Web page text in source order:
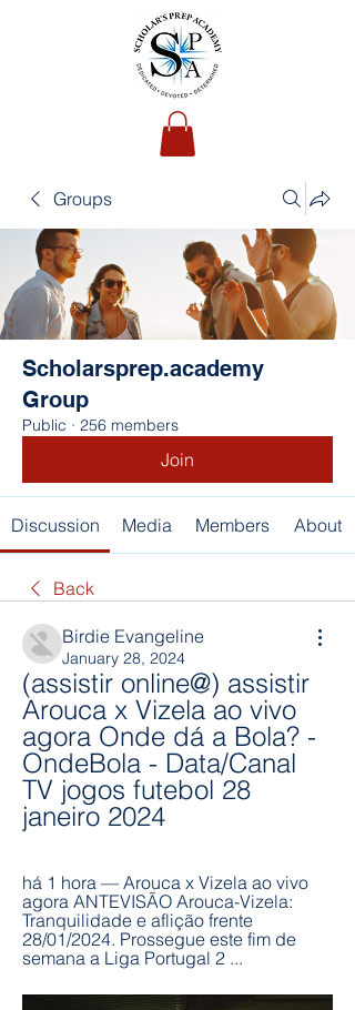
Groups
Scholarsprep.academy
Group
Public · 256 members
Join
Discussion Media Members About
Back
Birdie Evangeline
January 28, 2024
(assistir online@) assistir
Arouca x Vizela ao vivo
agora Onde dá a Bola? -
OndeBola - Data/Canal
TV jogos futebol 28
janeiro 2024
há 1 hora — Arouca x Vizela ao vivo
agora ANTEVISÃO Arouca-Vizela:
Tranquilidade e aflição frente
28/01/2024. Prossegue este fim de
semana a Liga Portugal 2 ...